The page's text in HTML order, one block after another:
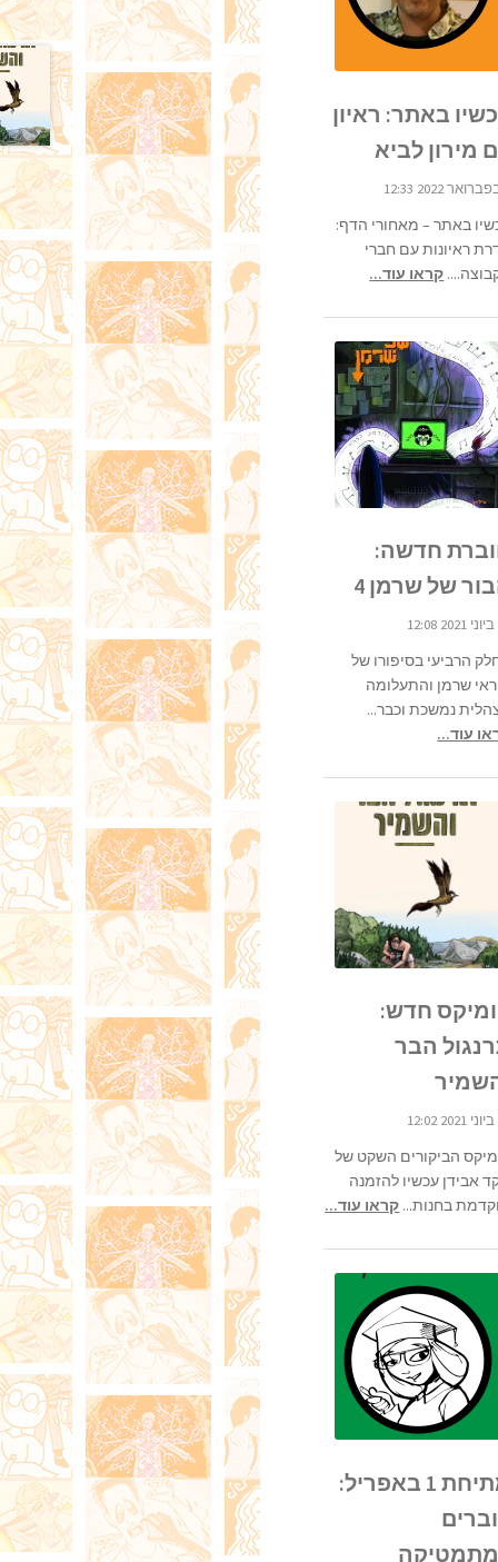
באתר: ראיון
מירון לביא
באתר – מאחורי הדף:
ראיונות עם חברי
קראו עוד...
חדשה:
של שרמן 4
הרביעי בסיפורו של
שרמן והתעלומה
נמשכת וכבר...
עוד...
חדש:
הבר
הביקורים השקט של
אבידן עכשיו להזמנה
בחנות... קראו עוד...
מתיחת 1 באפריל: